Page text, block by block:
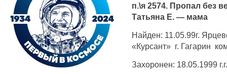
п.\я 2574. Пропал без
Татьяна Е. — мама
Найден: 11.05.99г.
«Курсант» г. Гагарин
Захоронен: 18.05.1999